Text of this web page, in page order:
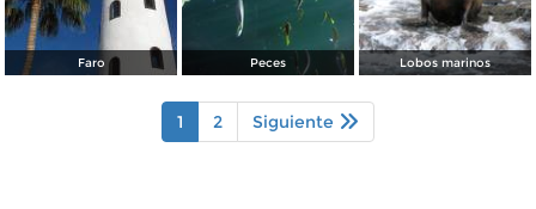
Faro Peces Lobos marinos
1 2 Siguiente